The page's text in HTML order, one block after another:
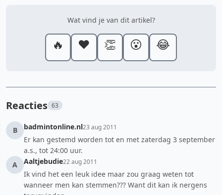
Wat vind je van dit artikel?
🔥 ❤️ 👏 😮 😂
Reacties 63
B badmintonline.nl23 aug 2011
Er kan gestemd worden tot en met zaterdag 3 september
a.s., tot 24:00 uur.
A
Aaltjebudie22 aug 2011
Ik vind het een leuk idee maar zou graag weten tot
wanneer men kan stemmen??? Want dit kan ik nergens